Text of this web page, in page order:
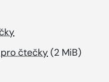
pro čtečky(2 MiB)